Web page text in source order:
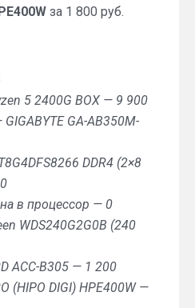
за 1 800 руб.
5 2400G BOX — 9 900
GA-AB350M-
DDR4 (2×8
в процессор — 0
WDS240G2G0B (240
ACC-B305 — 1 200
(HIPO DIGI) HPE400W —